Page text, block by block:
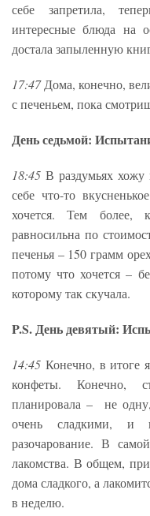
себе запретила,
интересные блюда на
достала запыленную
17:47Дома, конечно,
с печеньем, пока
День седьмой:
18:45 В раздумьях
себе что-то
хочется. Тем более,
равносильна по
печенья – 150 грамм
потому что хочется –
которому так скучала.
P.S. День девятый:
14:45 Конечно, в итоге
конфеты. Конечно,
планировала – не
очень сладкими, и
разочарование. В
лакомства. В общем,
дома сладкого, а
в неделю.